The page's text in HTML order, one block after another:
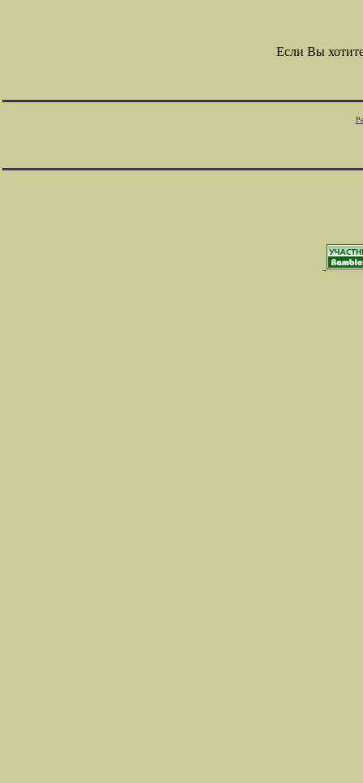
Если Вы